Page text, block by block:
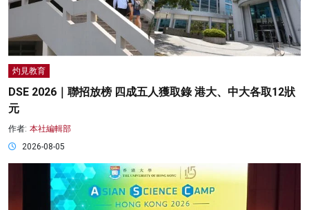
灼見教育
DSE 2026｜聯招放榜 四成五人獲取錄 港大、中大各取12狀
元
作者: 本社編輯部
2026-08-05